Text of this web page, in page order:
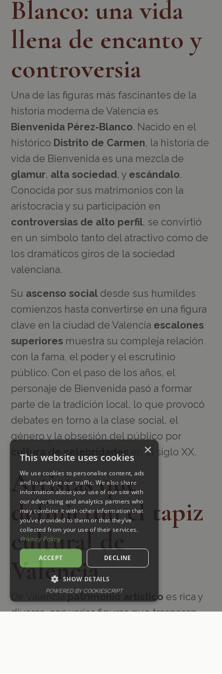
Blanco: una vida
llena de encanto y
controversia
Una de las figuras más fascinantes de la
historia moderna de Valencia es
Bienvenida Pérez-Blanco. Nacido en el
histórico Distrito de Carmen, la historia de
vida de Bienvenida es una mezcla de
glamur, alta sociedad, y escándalo.
Conocida por sus matrimonios con la
aristocracia y su participación en
controversias de alto perfil, se convirtió
en un símbolo tanto del atractivo como de
los dramáticos giros de la sociedad
valenciana.
Su ascenso social desde sus humildes
comienzos hasta convertirse en una figura
clave en la ciudad de Valencia escalones
superiores muestra su compleja relación
con la fama, el poder y el escrutinio
público. Con el paso de los años, el
personaje de Bienvenida pasó a formar
parte de la tradición local, lo que provocó
debates en torno a la clase social, el
género y la obsesión del público por
cultura de celebridades
en el siglo XX.
Artistas que
definieron el tapiz
cultural de
Valencia
De Valenciapatrimonio artístico es rica y
diversa, con varias figuras que traspasan
×
This website uses cookies
We use cookies to personalise content, ads
and to analyse our traffic. We also share
information about your use of our site with
our advertising and analytics partners who
may combine it with other information that
you’ve provided to them or that they’ve
collected from your use of their services.
Privacy Policy
ACCEPT DECLINE
SHOW DETAILS
POWERED BY COOKIESCRIPT